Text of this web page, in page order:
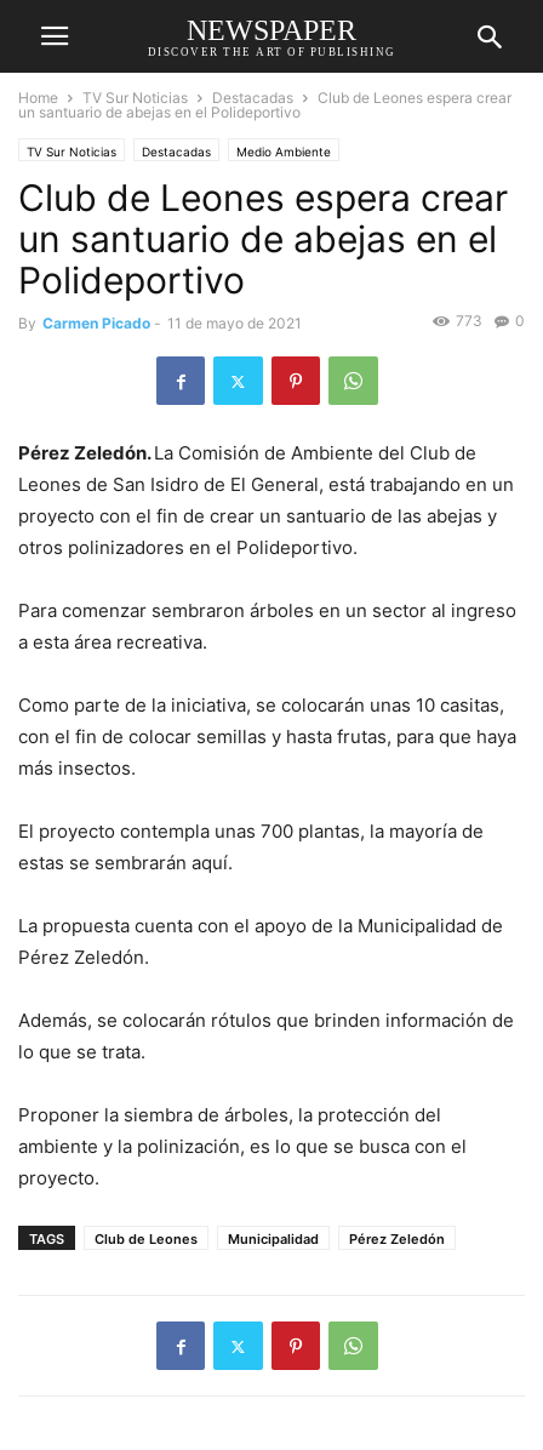
NEWSPAPER
DISCOVER THE ART OF PUBLISHING
Home TV Sur Noticias Destacadas
Club de Leones espera crear
un santuario de abejas en el Polideportivo
TV Sur Noticias Destacadas Medio Ambiente
Club de Leones espera crear
un santuario de abejas en el
Polideportivo
By Carmen Picado - 11 de mayo de 2021 0
773
Pérez Zeledón.La Comisión de Ambiente del Club de
Leones de San Isidro de El General, está trabajando en un
proyecto con el fin de crear un santuario de las abejas y
otros polinizadores en el Polideportivo.
Para comenzar sembraron árboles en un sector al ingreso
a esta área recreativa.
Como parte de la iniciativa, se colocarán unas 10 casitas,
con el fin de colocar semillas y hasta frutas, para que haya
más insectos.
El proyecto contempla unas 700 plantas, la mayoría de
estas se sembrarán aquí.
La propuesta cuenta con el apoyo de la Municipalidad de
Pérez Zeledón.
Además, se colocarán rótulos que brinden información de
lo que se trata.
Proponer la siembra de árboles, la protección del
ambiente y la polinización, es lo que se busca con el
proyecto.
TAGS Club de Leones Municipalidad Pérez Zeledón